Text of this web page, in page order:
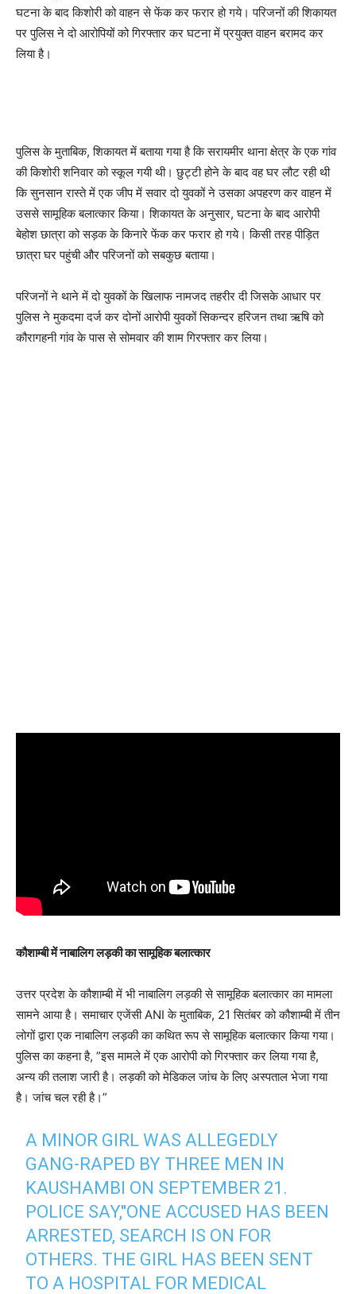
घटना के बाद किशोरी को वाहन से फेंक कर फरार हो गये। परिजनों की शिकायत
पर पुलिस ने दो आरोपियों को गिरफ्तार कर घटना में प्रयुक्त वाहन बरामद कर
लिया है।
पुलिस के मुताबिक, शिकायत में बताया गया है कि सरायमीर थाना क्षेत्र के एक गांव
की किशोरी शनिवार को स्कूल गयी थी। छुट्टी होने के बाद वह घर लौट रही थी
कि सुनसान रास्ते में एक जीप में सवार दो युवकों ने उसका अपहरण कर वाहन में
उससे सामूहिक बलात्कार किया। शिकायत के अनुसार, घटना के बाद आरोपी
बेहोश छात्रा को सड़क के किनारे फेंक कर फरार हो गये। किसी तरह पीड़ित
छात्रा घर पहुंची और परिजनों को सबकुछ बताया।
परिजनों ने थाने में दो युवकों के खिलाफ नामजद तहरीर दी जिसके आधार पर
पुलिस ने मुकदमा दर्ज कर दोनों आरोपी युवकों सिकन्दर हरिजन तथा ऋषि को
कौरागहनी गांव के पास से सोमवार की शाम गिरफ्तार कर लिया।
कौशाम्बी में नाबालिग लड़की का सामूहिक बलात्कार
उत्तर प्रदेश के कौशाम्बी में भी नाबालिग लड़की से सामूहिक बलात्कार का मामला
सामने आया है। समाचार एजेंसी ANI के मुताबिक, 21 सितंबर को कौशाम्बी में तीन
लोगों द्वारा एक नाबालिग लड़की का कथित रूप से सामूहिक बलात्कार किया गया।
पुलिस का कहना है, ”इस मामले में एक आरोपी को गिरफ्तार कर लिया गया है,
अन्य की तलाश जारी है। लड़की को मेडिकल जांच के लिए अस्पताल भेजा गया
है। जांच चल रही है।”
A MINOR GIRL WAS ALLEGEDLY
GANG-RAPED BY THREE MEN IN
KAUSHAMBI ON SEPTEMBER 21.
POLICE SAY,''ONE ACCUSED HAS BEEN
ARRESTED, SEARCH IS ON FOR
OTHERS. THE GIRL HAS BEEN SENT
TO A HOSPITAL FOR MEDICAL